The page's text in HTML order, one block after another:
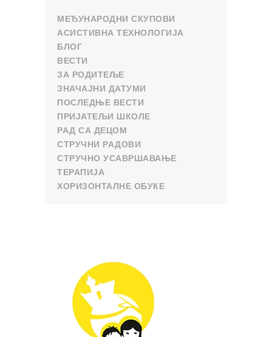
МЕЂУНАРОДНИ СКУПОВИ
АСИСТИВНА ТЕХНОЛОГИЈА
БЛОГ
ВЕСТИ
ЗА РОДИТЕЉЕ
ЗНАЧАЈНИ ДАТУМИ
ПОСЛЕДЊЕ ВЕСТИ
ПРИЈАТЕЉИ ШКОЛЕ
РАД СА ДЕЦОМ
СТРУЧНИ РАДОВИ
СТРУЧНО УСАВРШАВАЊЕ
ТЕРАПИЈА
ХОРИЗОНТАЛНЕ ОБУКЕ